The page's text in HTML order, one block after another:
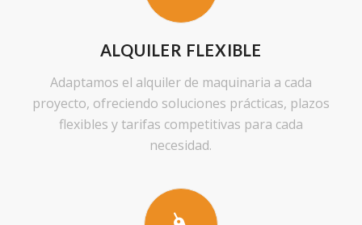
ALQUILER FLEXIBLE
Adaptamos el alquiler de maquinaria a cada
proyecto, ofreciendo soluciones prácticas, plazos
flexibles y tarifas competitivas para cada
necesidad.